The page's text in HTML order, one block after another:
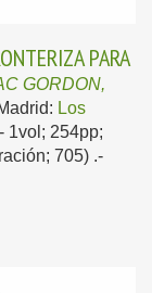
PARA
GORDON,
Los
1vol; 254pp;
705) .-